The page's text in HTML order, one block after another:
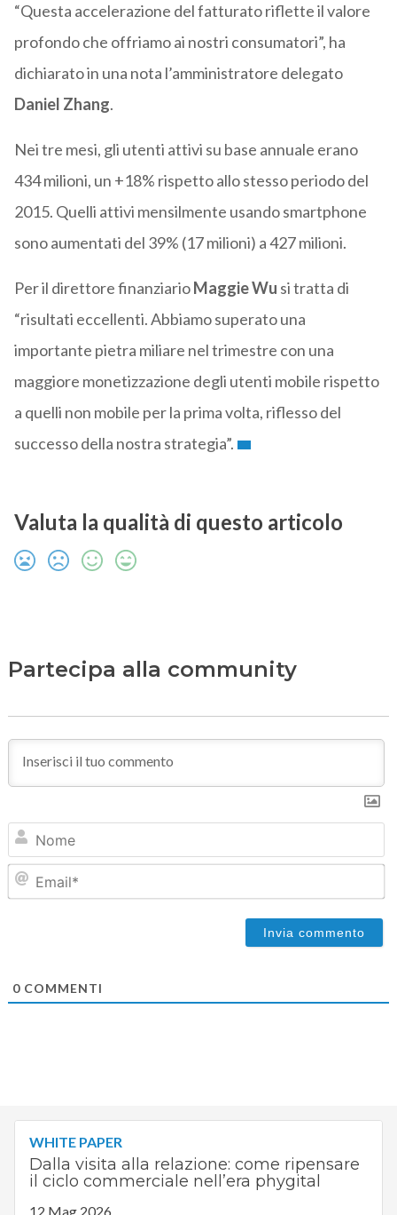
“Questa accelerazione del fatturato riflette il valore
profondo che offriamo ai nostri consumatori”, ha
dichiarato in una nota l’amministratore delegato
Daniel Zhang.
Nei tre mesi, gli utenti attivi su base annuale erano
434 milioni, un +18% rispetto allo stesso periodo del
2015. Quelli attivi mensilmente usando smartphone
sono aumentati del 39% (17 milioni) a 427 milioni.
Per il direttore finanziarioMaggie Wu si tratta di
“risultati eccellenti. Abbiamo superato una
importante pietra miliare nel trimestre con una
maggiore monetizzazione degli utenti mobile rispetto
a quelli non mobile per la prima volta, riflesso del
successo della nostra strategia”.
Valuta la qualità di questo articolo
Partecipa alla community
0COMMENTI
WHITE PAPER
Dalla visita alla relazione: come ripensare
il ciclo commerciale nell’era phygital
12 Mag 2026